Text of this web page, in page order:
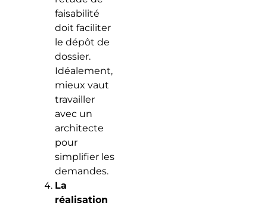
faisabilité
doit faciliter
le dépôt de
dossier.
Idéalement,
mieux vaut
travailler
avec un
architecte
pour
simplifier les
demandes.
La
réalisation